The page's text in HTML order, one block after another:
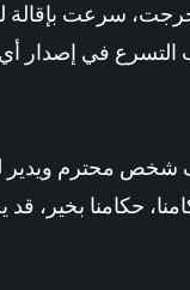
سرعت بإقالة
التسرع في إصدار
شخص محترم ويدير
حكامنا